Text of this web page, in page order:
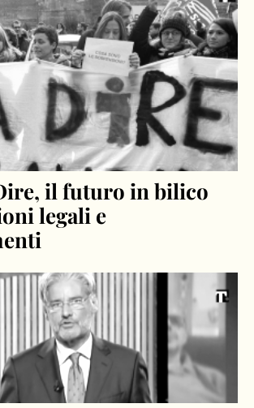
il futuro in bilico
legali e